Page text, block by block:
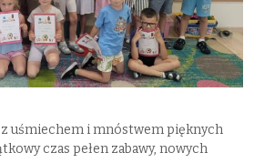
uśmiechem i mnóstwem pięknych
czas pełen zabawy, nowych